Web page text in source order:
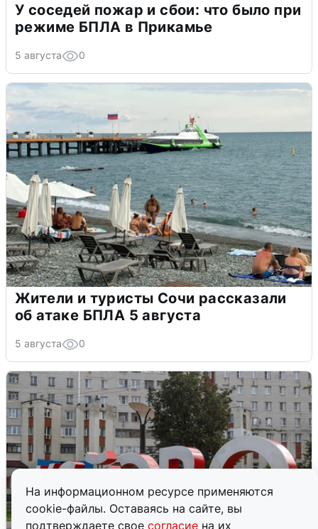
На информационном ресурсе применяются
cookie-файлы. Оставаясь на сайте, вы
подтверждаете свое согласие на их
У соседей пожар и сбои: что было при
режиме БПЛА в Прикамье
5 августа 0
Жители и туристы Сочи рассказали
об атаке БПЛА 5 августа
5 августа 0